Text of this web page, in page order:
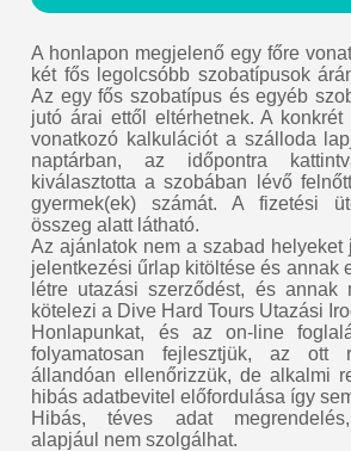
A honlapon megjelenő egy főre
két fős legolcsóbb szobatípusok
Az egy fős szobatípus és egyéb
jutó árai ettől eltérhetnek. A konkrét
vonatkozó kalkulációt a szálloda
naptárban, az időpontra
kiválasztotta a szobában lévő
gyermek(ek) számát. A fizetési
összeg alatt látható.
Az ajánlatok nem a szabad helyeket
jelentkezési űrlap kitöltése és annak
létre utazási szerződést, és annak
kötelezi a Dive Hard Tours Utazási
Honlapunkat, és az on-line
folyamatosan fejlesztjük, az ott
állandóan ellenőrizzük, de alkalmi
hibás adatbevitel előfordulása így
Hibás, téves adat megrendelés,
alapjául nem szolgálhat.